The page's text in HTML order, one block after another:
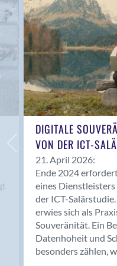
Anwil
Appenzell
Au SG
Baar
Baden
Balsthal
Balzers
Basel
Bassersdorf
Belp
Bendern
Benken (SG)
Bergdietikon
Berlin
Bern
Bern - Liebefeld
DIGITALE
VON DER ICT-
21. April 2026:
Ende 2024
eines
der ICT-
erwies sich als
Souveränität. Ein
Datenhoheit und
besonders zählen,